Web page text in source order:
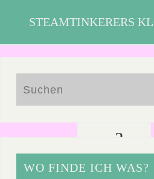
STEAMTINKERERS
K
a
n
WO FINDE ICH WAS?